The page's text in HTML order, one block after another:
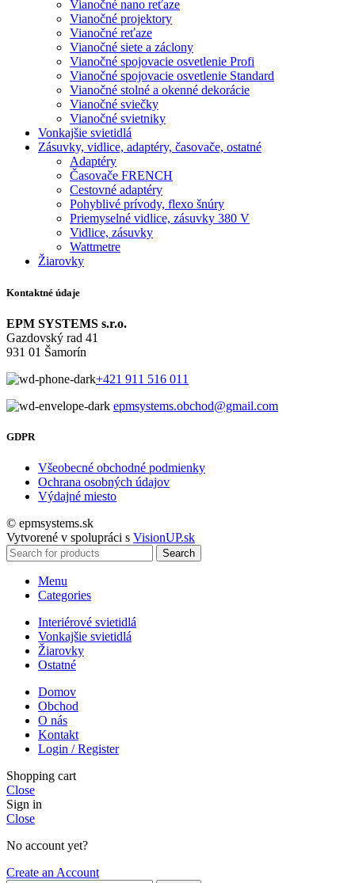
Vianočné nano reťaze
Vianočné projektory
Vianočné reťaze
Vianočné siete a záclony
Vianočné spojovacie osvetlenie Profi
Vianočné spojovacie osvetlenie Standard
Vianočné stolné a okenné dekorácie
Vianočné sviečky
Vianočné svietniky
Vonkajšie svietidlá
Zásuvky, vidlice, adaptéry, časovače, ostatné
Adaptéry
Časovače FRENCH
Cestovné adaptéry
Pohyblivé prívody, flexo šnúry
Priemyselné vidlice, zásuvky 380 V
Vidlice, zásuvky
Wattmetre
Žiarovky
Kontaktné údaje
EPM SYSTEMS s.r.o.
Gazdovský rad 41
931 01 Šamorín
+421 911 516 011
epmsystems.obchod@gmail.com
GDPR
Všeobecné obchodné podmienky
Ochrana osobných údajov
Výdajné miesto
© epmsystems.sk
Vytvorené v spolupráci s VisionUP.sk
Search
Menu
Categories
Interiérové svietidlá
Vonkajšie svietidlá
Žiarovky
Ostatné
Domov
Obchod
O nás
Kontakt
Login / Register
Shopping cart
Close
Sign in
Close
No account yet?
Create an Account